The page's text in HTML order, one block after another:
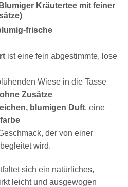
Kräutertee mit feiner
frische
ist eine fein abgestimmte, lose
Wiese in die Tasse
Zusätze
blumigen Duft, eine
der von einer
begleitet wird.
sich ein natürliches,
leicht und ausgewogen